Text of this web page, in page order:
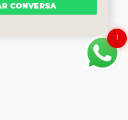
1
CONVERSA